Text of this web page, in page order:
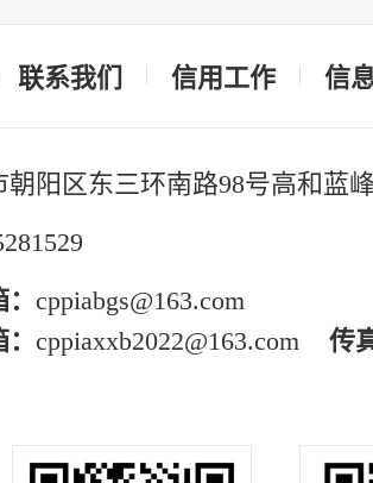
联系我们 信用工作 信
朝阳区东三环南路98号高和蓝
cppiabgs@163.com
cppiaxxb2022@163.com 传